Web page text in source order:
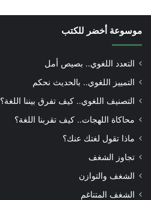
موسوعة أخضر للكتب
التعدد اللغوي.. بصيص أمل
التمييز اللغوي.. بالحديث نحكم
التصنيف اللغوي.. كيف تفرق بيننا اللغة؟
محاكاة اللهجات.. كيف تقربنا اللغة؟
ماذا تقول لغتك عنك؟
تجاوز الشغف
الشغف والتوازن
الشغف المتناغم